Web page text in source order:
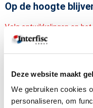
Deze website maakt
We gebruiken cookies
personaliseren, om
Op de hoogte
Volg ontwikkelingen op
in Nederland, België,
Ik